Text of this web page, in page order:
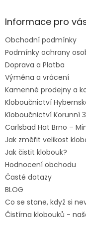
aInformace pro
Obchodní podmínky
Podmínky ochrany
Doprava a Platba
Výměna a vrácení
Kamenné prodejny a
Kloboučnictví
Kloboučnictví Korunní
Carlsbad Hat Brno –
Jak změřit velikost
Jak čistit klobouk?
Hodnocení obchodu
Časté dotazy
BLOG
Co se stane, když si
Čistírna klobouků -